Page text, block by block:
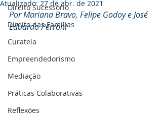
Direito Sucessório
Direito das Famílias
Curatela
Empreendedorismo
Mediaçāo
Práticas Colaborativas
Reflexões
Atualizado: 27 de abr. de 2021
Por Mariana Bravo, Felipe Godoy e José
Eduardo Perroni